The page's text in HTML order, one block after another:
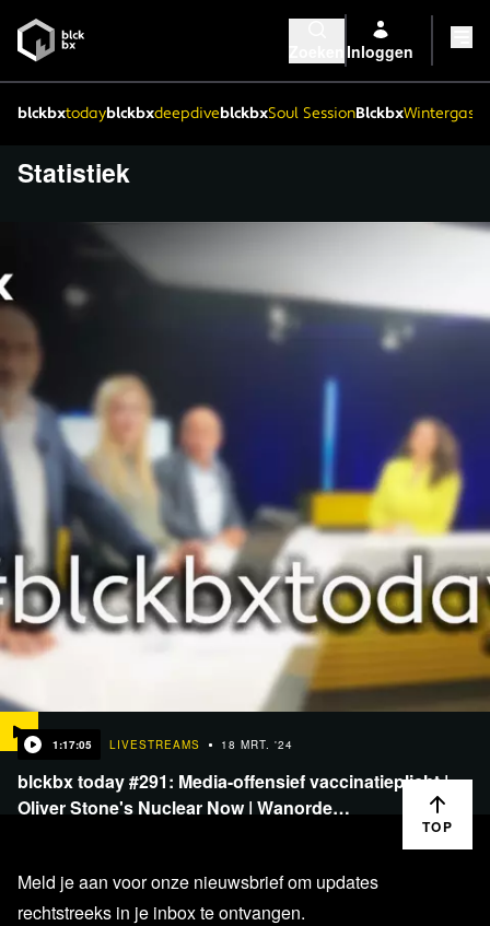
Inloggen
blckbxtodayblckbxdeepdiveblckbxSoul SessionBlckbx
Statistiek
1:17:05 LIVESTREAMS 18 MRT. '24
blckbx today #291: Media-offensief vaccinatieplicht |
Oliver Stone's Nuclear Now | Wanorde…
TOP
Meld je aan voor onze nieuwsbrief om updates
rechtstreeks in je inbox te ontvangen.